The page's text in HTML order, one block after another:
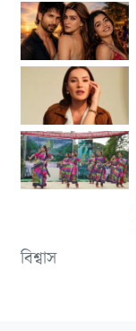
বিশ্বাস